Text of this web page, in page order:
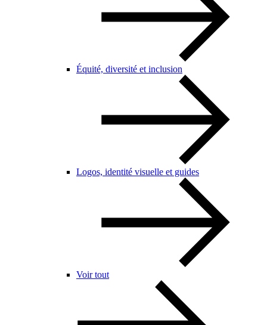
Équité, diversité et inclusion
Logos, identité visuelle et guides
Voir tout